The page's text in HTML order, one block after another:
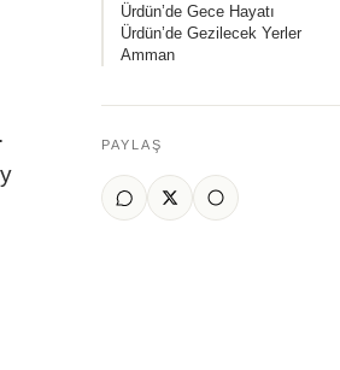
Ürdün’de Gece Hayatı
Ürdün’de Gezilecek Yerler
Amman
PAYLAŞ